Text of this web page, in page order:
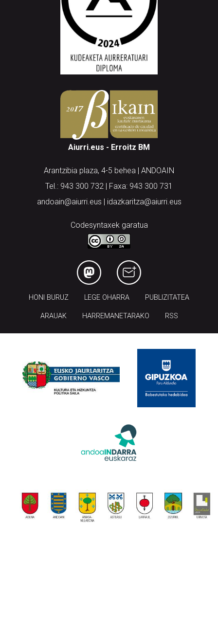
Aiurri.eus - Erroitz BM
Arantzibia plaza, 4-5 behea | ANDOAIN
Tel.: 943 300 732 | Faxa: 943 300 731
andoain@aiurri.eus | idazkaritza@aiurri.eus
Codesyntaxek garatua
HONI BURUZ LEGE OHARRA PUBLIZITATEA
ARAUAK HARREMANETARAKO RSS